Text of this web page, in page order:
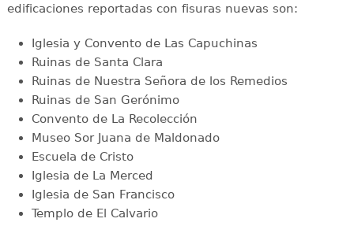
edificaciones reportadas con fisuras nuevas son:
Iglesia y Convento de Las Capuchinas
Ruinas de Santa Clara
Ruinas de Nuestra Señora de los Remedios
Ruinas de San Gerónimo
Convento de La Recolección
Museo Sor Juana de Maldonado
Escuela de Cristo
Iglesia de La Merced
Iglesia de San Francisco
Templo de El Calvario